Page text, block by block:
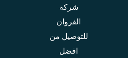
شركة
الفروان
للتوصيل من
افضل